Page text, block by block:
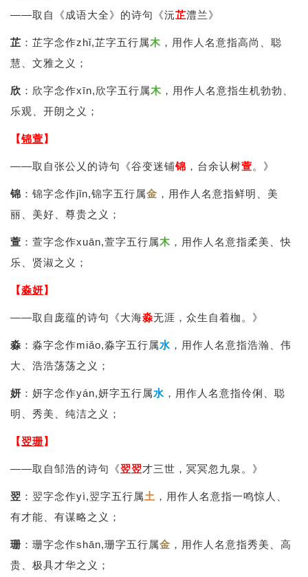
——取自《成语大全》的诗句《沅芷澧兰》
芷 ：芷字念作zhǐ,芷字五行属木 ，用作人名意指高尚、聪
慧、文雅之义；
欣 ：欣字念作xīn,欣字五行属木 ，用作人名意指生机勃勃、
乐观、开朗之义；
【锦萱】
——取自张公乂的诗句《谷变迷铺锦 ，台余认树萱。》
锦 ：锦字念作jǐn,锦字五行属金 ，用作人名意指鲜明、美
丽、美好、尊贵之义；
萱 ：萱字念作xuān,萱字五行属木 ，用作人名意指柔美、快
乐、贤淑之义；
【淼妍】
——取自庞蕴的诗句《大海淼无涯，众生自着枷。》
淼 ：淼字念作miǎo,淼字五行属水 ，用作人名意指浩瀚、伟
大、浩浩荡荡之义；
妍 ：妍字念作yán,妍字五行属水 ，用作人名意指伶俐、聪
明、秀美、纯洁之义；
【翌珊】
——取自邹浩的诗句《翌翌才三世，冥冥忽九泉。》
翌 ：翌字念作yì,翌字五行属土 ，用作人名意指一鸣惊人、
有才能、有谋略之义；
珊 ：珊字念作shān,珊字五行属金 ，用作人名意指秀美、高
贵、极具才华之义；